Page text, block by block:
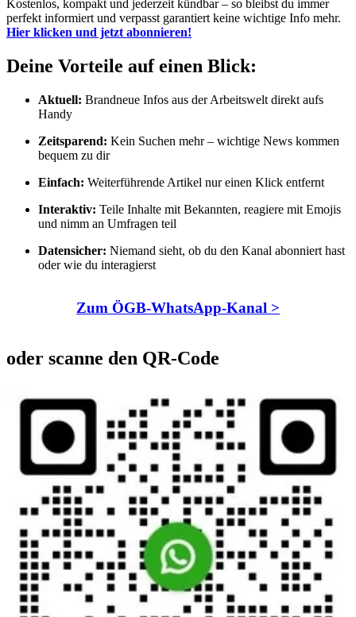
Kostenlos, kompakt und jederzeit kündbar – so bleibst du immer
perfekt informiert und verpasst garantiert keine wichtige Info mehr.
Hier klicken und jetzt abonnieren!
Deine Vorteile auf einen Blick:
Aktuell: Brandneue Infos aus der Arbeitswelt direkt aufs
Handy
Zeitsparend: Kein Suchen mehr – wichtige News kommen
bequem zu dir
Einfach: Weiterführende Artikel nur einen Klick entfernt
Interaktiv: Teile Inhalte mit Bekannten, reagiere mit Emojis
und nimm an Umfragen teil
Datensicher: Niemand sieht, ob du den Kanal abonniert hast
oder wie du interagierst
Zum ÖGB-WhatsApp-Kanal >
oder scanne den QR-Code